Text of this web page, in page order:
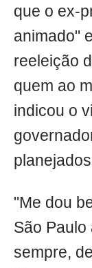
que o ex-
animado"
reeleição
quem ao
indicou o
"Me dou
São Paulo
sempre,